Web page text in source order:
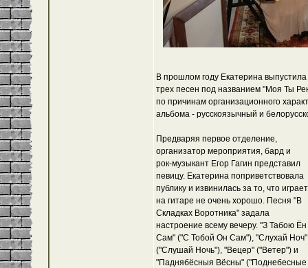
В прошлом году Екатерина
трех песен под названием "Моя Ты
по причинам организационного
альбома - русскоязычный и
Предваряя первое отделение,
организатор мероприятия, бард и
рок-музыкант Егор Гагин представил
певицу. Екатерина поприветствовала
публику и извинилась за то, что играет
на гитаре не очень хорошо. Песня "В
Складках Воротника" задала
настроение всему вечеру. "З Табою Ён
Сам" ("С Тобой Он Сам"), "Слухай Ноч"
("Слушай Ночь"), "Вецер" ("Ветер") и
"Паднябёсныя Вёсны" ("Поднебесные